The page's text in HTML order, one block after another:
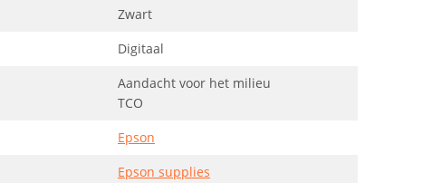
Zwart
Digitaal
Aandacht voor het milieu
TCO
Epson
Epson supplies